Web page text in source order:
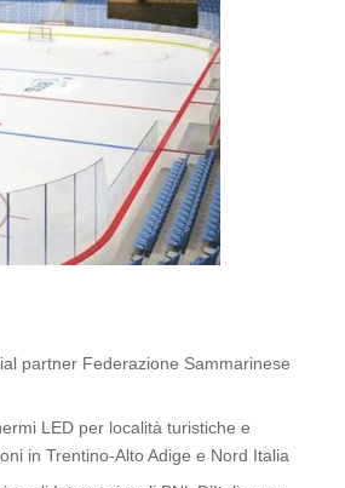
partner Federazione Sammarinese
LED per località turistiche e
in Trentino-Alto Adige e Nord Italia